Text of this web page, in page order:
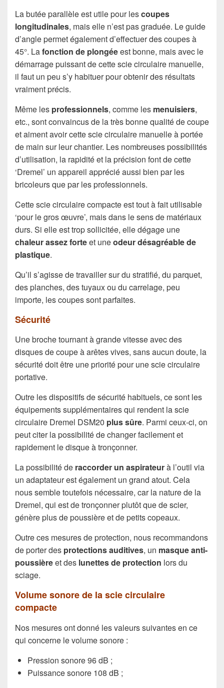
La butée parallèle est utile pour lescoupes
longitudinales, mais elle n’est pas graduée. Le guide
d’angle permet également d’effectuer des coupes à
45°. Lafonction de plongéeest bonne, mais avec le
démarrage puissant de cette scie circulaire manuelle,
il faut un peu s’y habituer pour obtenir des résultats
vraiment précis.
Même les professionnels, comme les menuisiers,
etc., sont convaincus de la très bonne qualité de coupe
et aiment avoir cette scie circulaire manuelle à portée
de main sur leur chantier. Les nombreuses possibilités
d’utilisation, la rapidité et la précision font de cette
‘Dremel’ un appareil apprécié aussi bien par les
bricoleurs que par les professionnels.
Cette scie circulaire compacte est tout à fait utilisable
‘pour le gros œuvre’, mais dans le sens de matériaux
durs. Si elle est trop sollicitée, elle dégage une
chaleur assez forteet uneodeurdésagréable de
plastique.
Qu’il s’agisse de travailler sur du stratifié, du parquet,
des planches, des tuyaux ou du carrelage, peu
importe, les coupes sont parfaites.
Sécurité
Une broche tournant à grande vitesse avec des
disques de coupe à arêtes vives, sans aucun doute, la
sécurité doit être une priorité pour une scie circulaire
portative.
Outre les dispositifs de sécurité habituels, ce sont les
équipements supplémentaires qui rendent la scie
circulaire Dremel DSM20 plus sûre. Parmi ceux-ci, on
peut citer la possibilité de changer facilement et
rapidement le disque à tronçonner.
La possibilité de raccorder un aspirateurà l’outil via
un adaptateur est également un grand atout. Cela
nous semble toutefois nécessaire, car la nature de la
Dremel, qui est de tronçonner plutôt que de scier,
génère plus de poussière et de petits copeaux.
Outre ces mesures de protection, nous recommandons
de porter des protections auditives, un masque anti-
poussièreet des lunettes de protection lors du
sciage.
Volume sonore de la scie circulaire
compacte
Nos mesures ont donné les valeurs suivantes en ce
qui concerne le volume sonore :
Pression sonore 96 dB ;
Puissance sonore 108 dB ;